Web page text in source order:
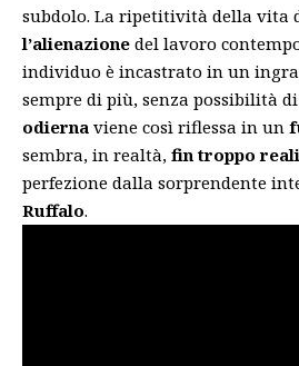
subdolo. La ripetitività della vita
l’alienazione del lavoro
individuo è incastrato in un
sempre di più, senza possibilità di
odierna viene così riflessa in un
sembra, in realtà, fin troppo
perfezione dalla sorprendente
Ruffalo.